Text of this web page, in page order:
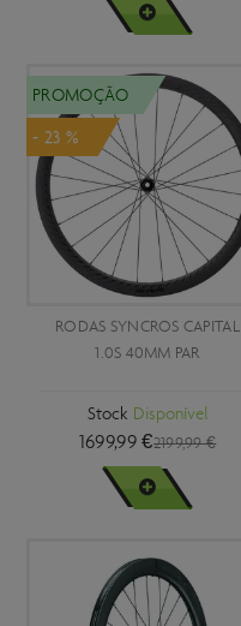
VER MAIS
PROMOÇÃO
- 23 %
RODAS SYNCROS CAPITAL
1.0S 40MM PAR
Stock Disponível
1699,99 €2199,99 €
VER MAIS